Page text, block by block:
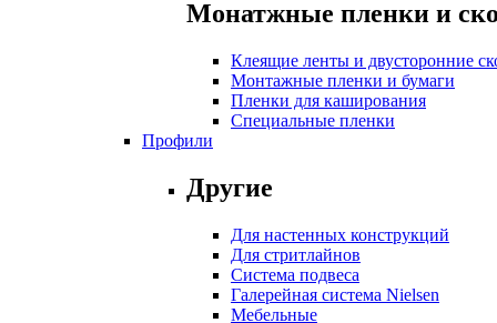
Монатжные пленки и
Клеящие ленты и двусторонние
Монтажные пленки и бумаги
Пленки для каширования
Специальные пленки
Профили
Другие
Для настенных конструкций
Для стритлайнов
Система подвеса
Галерейная система Nielsen
Мебельные